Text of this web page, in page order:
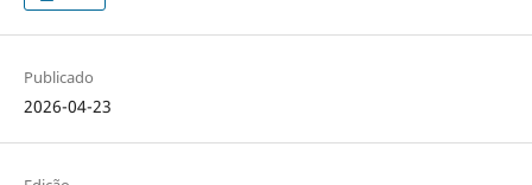
Publicado
2026-04-23